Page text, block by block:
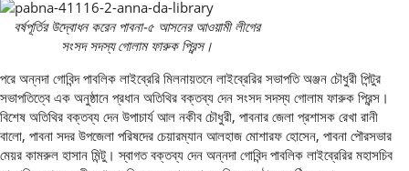
বর্ষপূর্তির উদ্বোধন করেন পাবনা-৫ আসনের আওয়ামী লীগের
সংসদ সদস্য গোলাম ফারুক প্রিন্স।
পরে অন্নদা গোবিন্দ পাবলিক লাইব্রেরি মিলনায়তনে লাইব্রেরির সভাপতি অঞ্জন চৌধুরী পিন্টুর
সভাপতিত্বে এক অনুষ্ঠানে প্রধান অতিথির বক্তব্য দেন সংসদ সদস্য গোলাম ফারুক প্রিন্স।
বিশেষ অতিথির বক্তব্য দেন উপাচার্য আল নকীব চৌধুরী, পাবনার জেলা প্রশাসক রেখা রানী
বালো, পাবনা সদর উপজেলা পরিষদের চেয়ারম্যান আলহাজ মোশারফ হোসেন, পাবনা পৌরসভার
মেয়র কামরুল হাসান মিন্টু। স্বাগত বক্তব্য দেন অন্নদা গোবিন্দ পাবলিক লাইব্রেরির মহাসচিব